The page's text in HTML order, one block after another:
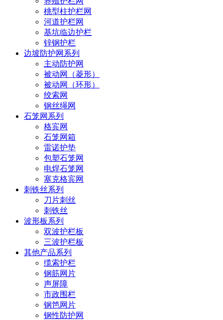
桃型柱护栏网
河道护栏网
基坑临边护栏
锌钢护栏
边坡防护网系列
主动防护网
被动网（菱形）
被动网（环形）
绞索网
钢丝绳网
石笼网系列
格宾网
石笼网箱
雷诺护垫
包塑石笼网
电焊石笼网
塞克格宾网
刺铁丝系列
刀片刺丝
刺铁丝
波形板系列
双波护栏板
三波护栏板
其他产品系列
缆索护栏
钢筋网片
声屏障
市政围栏
钢笆网片
钢性防护网